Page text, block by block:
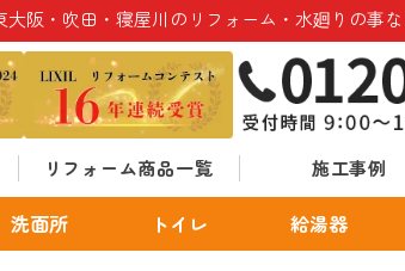
阪・吹田・寝屋川のリフォーム・水廻りの事
リフォーム商品一覧 施工事例
洗面所 トイレ 給湯器